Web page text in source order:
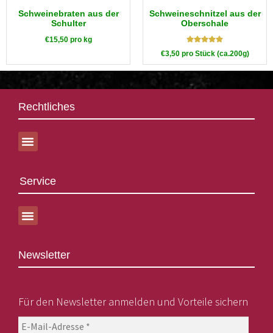
Schweinebraten aus der
Schulter
€15,50pro kg
Schweineschnitzel aus der
Oberschale
von 5
€3,50 pro Stück (ca.200g)
Rechtliches
Service
Newsletter
Für den Newsletter anmelden und Vorteile sichern